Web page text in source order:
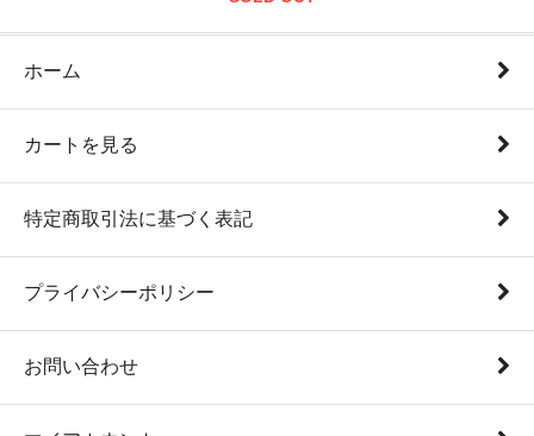
ホーム
カートを見る
特定商取引法に基づく表記
プライバシーポリシー
お問い合わせ